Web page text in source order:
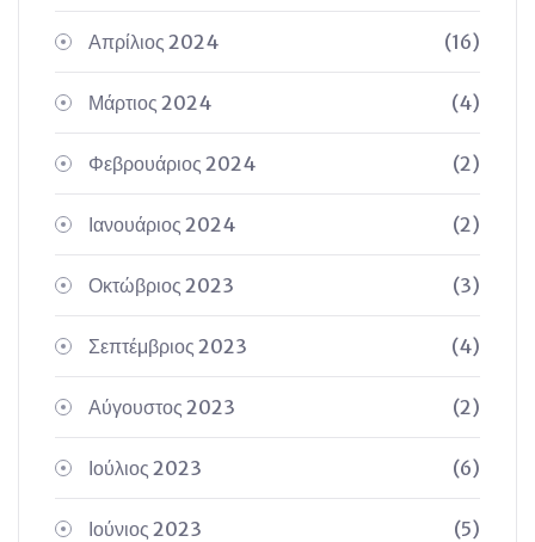
Απρίλιος 2024 (16)
Μάρτιος 2024 (4)
Φεβρουάριος 2024 (2)
Ιανουάριος 2024 (2)
Οκτώβριος 2023 (3)
Σεπτέμβριος 2023 (4)
Αύγουστος 2023 (2)
Ιούλιος 2023 (6)
Ιούνιος 2023 (5)